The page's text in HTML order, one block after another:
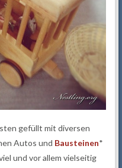
gefüllt mit diversen
Autos und Bausteinen*
und vor allem vielseitig